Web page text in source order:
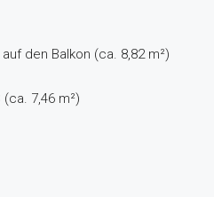
den Balkon (ca. 8,82 m²)
7,46 m²)